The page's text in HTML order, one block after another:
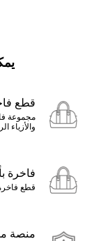
قطع
مجموعة
والأزياء
فاخرة
قطع
منصة